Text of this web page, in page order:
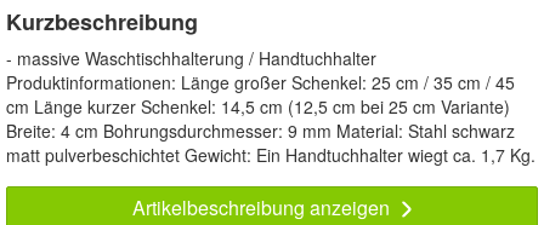
Kurzbeschreibung
- massive Waschtischhalterung / Handtuchhalter
Produktinformationen: Länge großer Schenkel: 25 cm / 35 cm / 45
cm Länge kurzer Schenkel: 14,5 cm (12,5 cm bei 25 cm Variante)
Breite: 4 cm Bohrungsdurchmesser: 9 mm Material: Stahl schwarz
matt pulverbeschichtet Gewicht: Ein Handtuchhalter wiegt ca. 1,7 Kg.
Artikelbeschreibung anzeigen